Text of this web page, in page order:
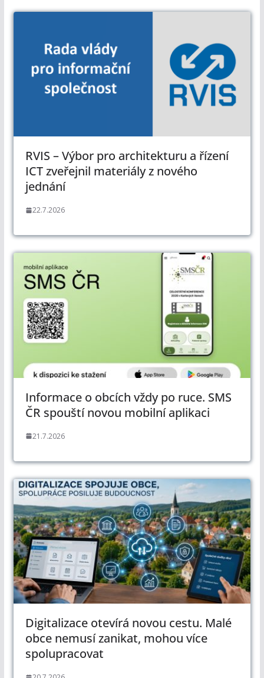
RVIS – Výbor pro architekturu a řízení
ICT zveřejnil materiály z nového
jednání
22.7.2026
Informace o obcích vždy po ruce. SMS
ČR spouští novou mobilní aplikaci
21.7.2026
Digitalizace otevírá novou cestu. Malé
obce nemusí zanikat, mohou více
spolupracovat